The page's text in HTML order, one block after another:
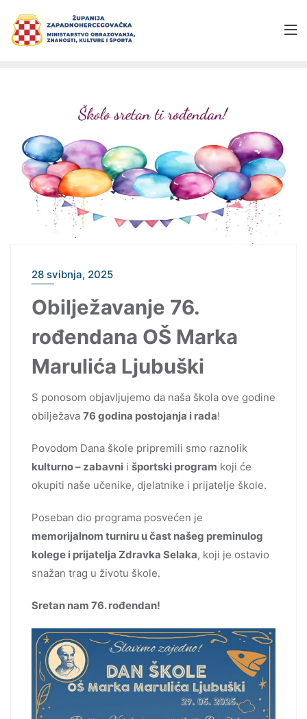
28 svibnja, 2025
Obilježavanje 76.
rođendana OŠ Marka
Marulića Ljubuški
S ponosom objavljujemo da naša škola ove godine
obilježava 76 godina postojanja i rada!
Povodom Dana škole pripremili smo raznolik
kulturno – zabavni i športski program koji će
okupiti naše učenike, djelatnike i prijatelje škole.
Poseban dio programa posvećen je
memorijalnom turniru u čast našeg preminulog
kolege i prijatelja Zdravka Selaka, koji je ostavio
snažan trag u životu škole.
Sretan nam 76. rođendan!